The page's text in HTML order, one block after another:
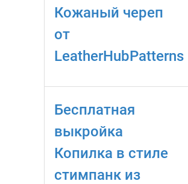
Кожаный череп
от
LeatherHubPatterns
Бесплатная
выкройка
Копилка в стиле
стимпанк из